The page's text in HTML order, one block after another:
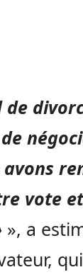
de
vote
», a